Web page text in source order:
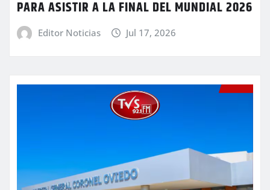
PARA ASISTIR A LA FINAL DEL MUNDIAL 2026
Editor Noticias Jul 17, 2026